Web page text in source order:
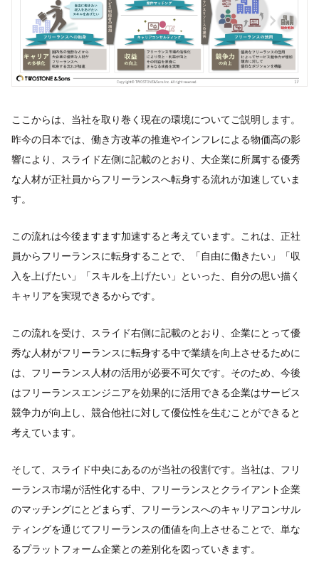
ここからは、当社を取り巻く現在の環境についてご説明します。
昨今の日本では、働き方改革の推進やインフレによる物価高の影
響により、スライド左側に記載のとおり、大企業に所属する優秀
な人材が正社員からフリーランスへ転身する流れが加速していま
す。
この流れは今後ますます加速すると考えています。これは、正社
員からフリーランスに転身することで、「自由に働きたい」「収
入を上げたい」「スキルを上げたい」といった、自分の思い描く
キャリアを実現できるからです。
この流れを受け、スライド右側に記載のとおり、企業にとって優
秀な人材がフリーランスに転身する中で業績を向上させるために
は、フリーランス人材の活用が必要不可欠です。そのため、今後
はフリーランスエンジニアを効果的に活用できる企業はサービス
競争力が向上し、競合他社に対して優位性を生むことができると
考えています。
そして、スライド中央にあるのが当社の役割です。当社は、フリ
ーランス市場が活性化する中、フリーランスとクライアント企業
のマッチングにとどまらず、フリーランスへのキャリアコンサル
ティングを通じてフリーランスの価値を向上させることで、単な
るプラットフォーム企業との差別化を図っていきます。